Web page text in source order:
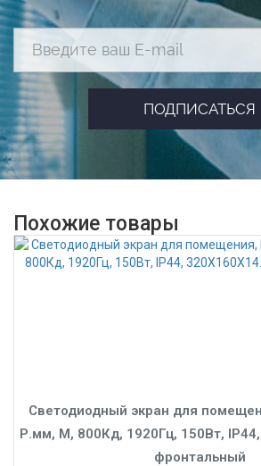
Похожие товары
Светодиодный экран для
Р.мм, M, 800Кд, 1920Гц, 150Вт,
фронтальный